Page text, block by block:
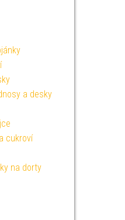
a desky
cukroví
na dorty